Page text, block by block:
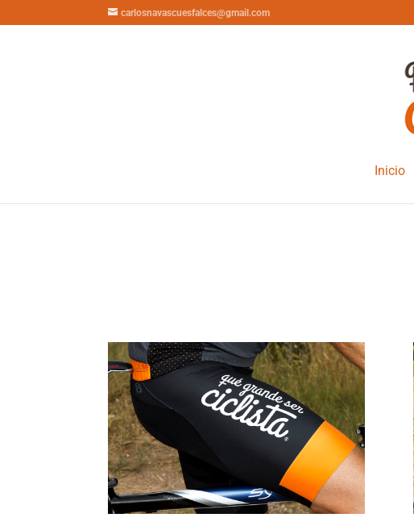
carlosnavascuesfalces@gmail.com
Inicio